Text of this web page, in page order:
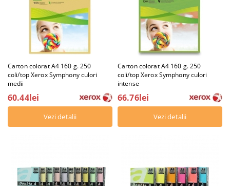
Carton colorat A4 160 g. 250
coli/top Xerox Symphony culori
medii
60.44lei
Vezi detalii
Carton colorat A4 160 g. 250
coli/top Xerox Symphony culori
intense
66.76lei
Vezi detalii